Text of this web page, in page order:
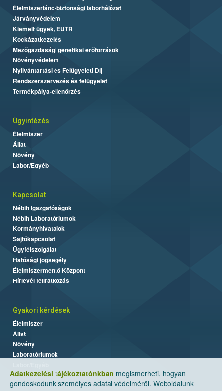
Adatkezelési tájékoztatónkban megismerheti, hogyan
gondoskodunk személyes adatai védelméről. Weboldalunk
Élelmiszerlánc-biztonsági laborhálózat
Járványvédelem
Kiemelt ügyek, EUTR
Kockázatkezelés
Mezőgazdasági genetikai erőforrások
Növényvédelem
Nyilvántartási és Felügyeleti Díj
Rendszerszervezés és felügyelet
Termékpálya-ellenőrzés
Ügyintézés
Élelmiszer
Állat
Növény
Labor/Egyéb
Kapcsolat
Nébih Igazgatóságok
Nébih Laboratóriumok
Kormányhivatalok
Sajtókapcsolat
Ügyfélszolgálat
Hatósági jogsegély
Élelmiszermentő Központ
Hírlevél feliratkozás
Gyakori kérdések
Élelmiszer
Állat
Növény
Laboratóriumok